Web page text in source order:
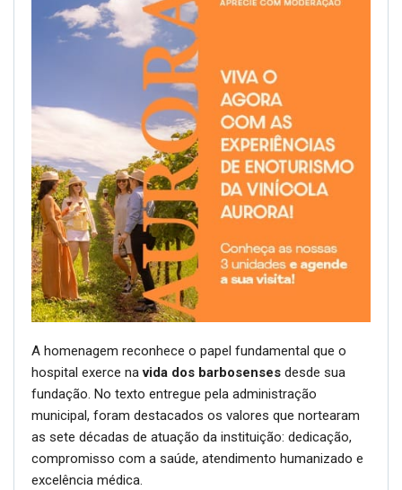
A homenagem reconhece o papel fundamental que o
hospital exerce navida dos barbosenses desde sua
fundação. No texto entregue pela administração
municipal, foram destacados os valores que nortearam
as sete décadas de atuação da instituição: dedicação,
compromisso com a saúde, atendimento humanizado e
excelência médica.